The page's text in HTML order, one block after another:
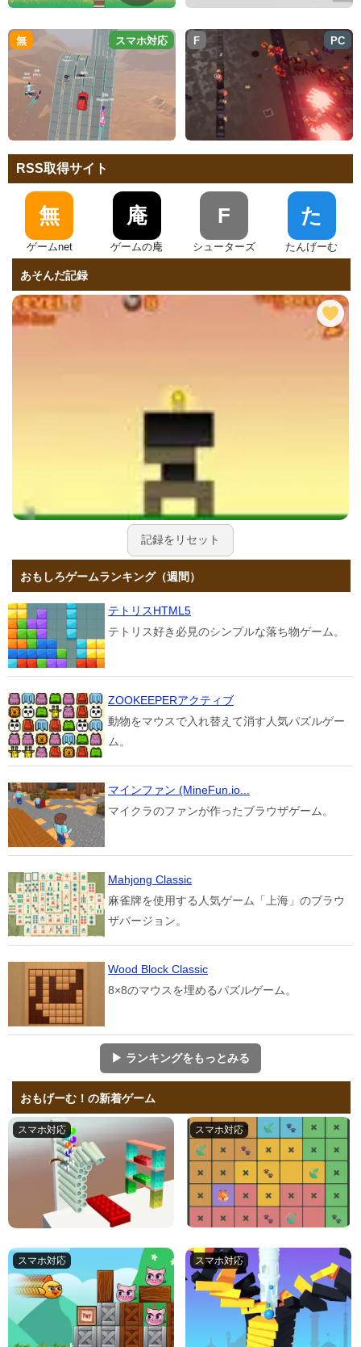
無 スマホ対応 F PC
RSS取得サイト
無
ゲームnet
庵
ゲームの庵
F
シューターズ
た
たんげーむ
あそんだ記録
記録をリセット
おもしろゲームランキング（週間）
テトリスHTML5
テトリス好き必見のシンプルな落ち物ゲーム。
ZOOKEEPERアクティブ
動物をマウスで入れ替えて消す人気パズルゲー
ム。
マインファン (MineFun.io...
マイクラのファンが作ったブラウザゲーム。
Mahjong Classic
麻雀牌を使用する人気ゲーム「上海」のブラウ
ザバージョン。
Wood Block Classic
8×8のマウスを埋めるパズルゲーム。
▶ ランキングをもっとみる
おもげーむ！の新着ゲーム